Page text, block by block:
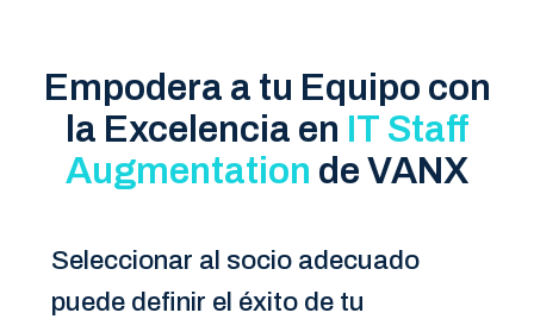
Empodera a tu Equipo con
la Excelencia en IT Staff
Augmentation de VANX
Seleccionar al socio adecuado
puede definir el éxito de tu